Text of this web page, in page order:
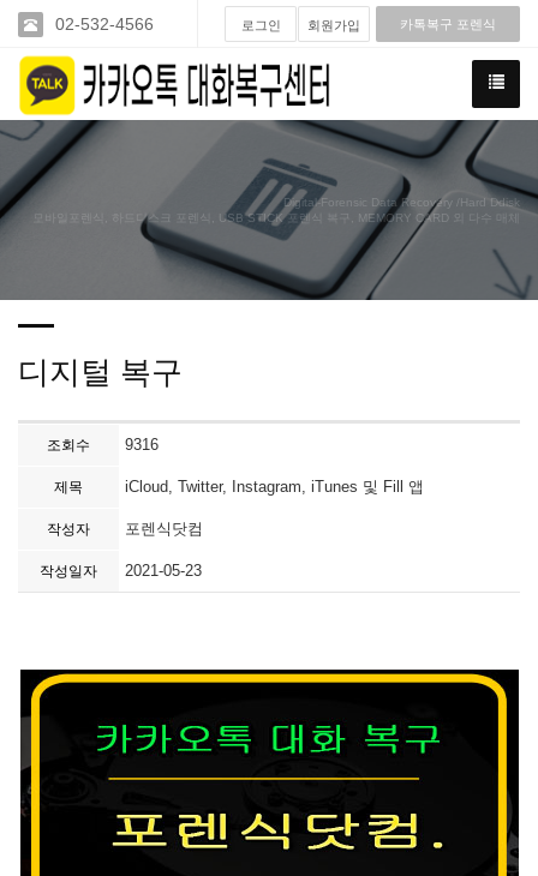
02-532-4566 로그인 회원가입 카톡복구 포렌식
Digital-Forensic Data Recovery /Hard Ddisk
모바일포렌식, 하드디스크 포렌식, USB STICK 포렌식 복구, MEMORY CARD 외 다수 매체
디지털 복구
조회수 9316
제목 iCloud, Twitter, Instagram, iTunes 및 Fill 앱
작성자 포렌식닷컴
작성일자 2021-05-23